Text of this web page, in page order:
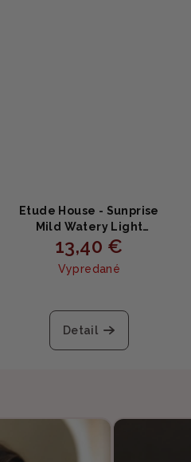
Etude House - Sunprise
Mild Watery Light
Sunscreen SPF50+ PA+++ -
ľahký krém s SPF 50g
13,40 €
Vypredané
Detail